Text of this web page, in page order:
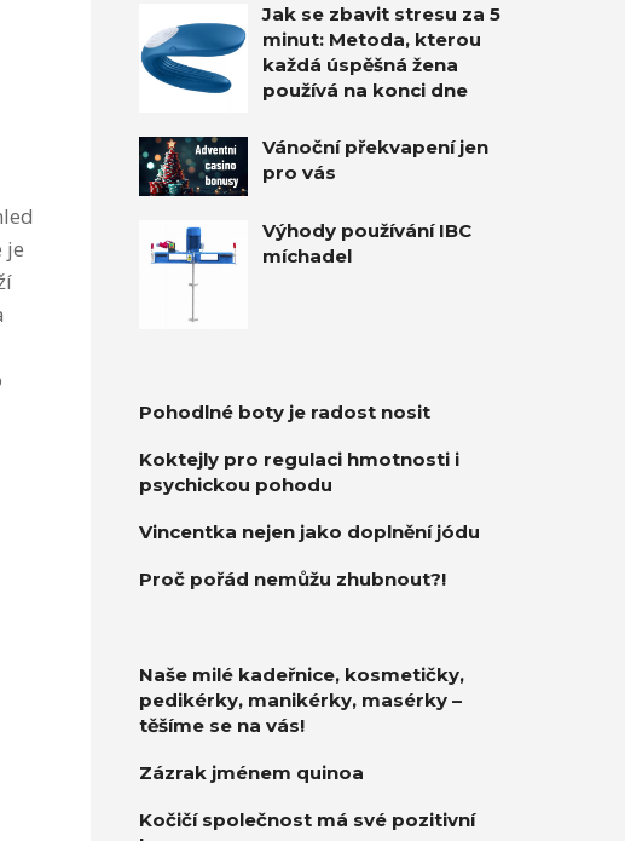
je
Jak se zbavit stresu za 5
minut: Metoda, kterou
každá úspěšná žena
používá na konci dne
Vánoční překvapení jen
pro vás
Výhody používání IBC
míchadel
Pohodlné boty je radost nosit
Koktejly pro regulaci hmotnosti i
psychickou pohodu
Vincentka nejen jako doplnění jódu
Proč pořád nemůžu zhubnout?!
Naše milé kadeřnice, kosmetičky,
pedikérky, manikérky, masérky –
těšíme se na vás!
Zázrak jménem quinoa
Kočičí společnost má své pozitivní